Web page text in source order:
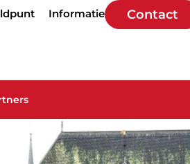
Informatie Contact